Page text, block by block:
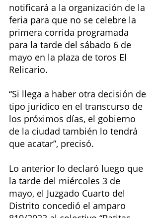
notificará a la organización de la
feria para que no se celebre la
primera corrida programada
para la tarde del sábado 6 de
mayo en la plaza de toros El
Relicario.
“Si llega a haber otra decisión de
tipo jurídico en el transcurso de
los próximos días, el gobierno
de la ciudad también lo tendrá
que acatar”, precisó.
Lo anterior lo declaró luego que
la tarde del miércoles 3 de
mayo, el Juzgado Cuarto del
Distrito concedió el amparo